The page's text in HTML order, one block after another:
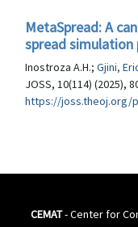
MetaSpread: A
spread
Inostroza A.H.; Gjini,
JOSS, 10(114) (2025),
https://joss.theoj.org/
CEMAT- Center for